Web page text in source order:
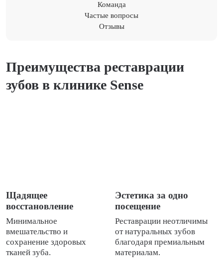
Команда
Частые вопросы
Отзывы
Преимущества реставрации
зубов в клинике Sense
Щадящее
восстановление
Минимальное
вмешательство и
сохранение здоровых
тканей зуба.
Эстетика за одно
посещение
Реставрации неотличимы
от натуральных зубов
благодаря премиальным
материалам.